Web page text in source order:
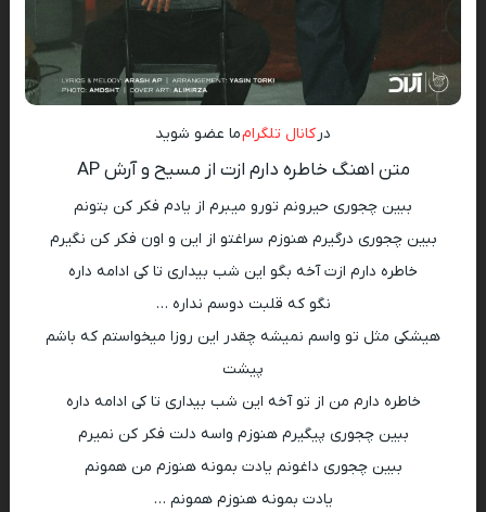
در کانال تلگرامما عضو شوید
متن اهنگ خاطره دارم ازت از مسیح و آرش AP
ببین چجوری حیرونم تورو میبرم از یادم فکر کن بتونم
ببین چجوری درگیرم هنوزم سراغتو از این و اون فکر کن نگیرم
خاطره دارم ازت آخه بگو این شب بیداری تا کی ادامه داره
نگو که قلبت دوسم نداره …
هیشکی مثل تو واسم نمیشه چقدر این روزا میخواستم که باشم
پیشت
خاطره دارم من از تو آخه این شب بیداری تا کی ادامه داره
ببین چجوری پیگیرم هنوزم واسه دلت فکر کن نمیرم
ببین چجوری داغونم یادت بمونه هنوزم من همونم
یادت بمونه هنوزم همونم …